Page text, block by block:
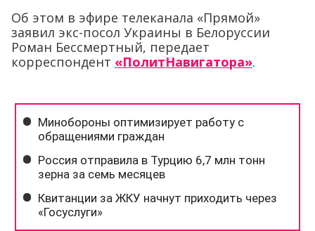
Об этом в эфире телеканала «Прямой»
заявил экс-посол Украины в Белоруссии
Роман Бессмертный, передает
корреспондент «ПолитНавигатора».